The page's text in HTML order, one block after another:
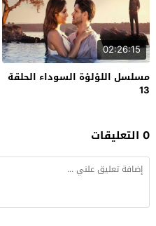
02:26:15
مسلسل اللؤلؤة السوداء الحلقة
13
0 التعليقات